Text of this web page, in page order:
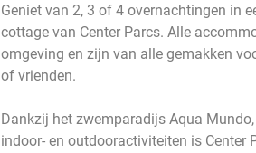
Geniet van 2, 3 of 4 overnachtingen in
cottage van Center Parcs. Alle
omgeving en zijn van alle gemakken
of vrienden.
Dankzij het zwemparadijs Aqua
indoor- en outdooractiviteiten is Center